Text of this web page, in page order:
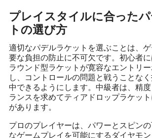
プレイスタイルに合った
トの選び方
適切なパデルラケットを選ぶことは、
要な負担の防止に不可欠です。初心者
ラウンド型ラケットが寛容なエントリ
し、コントロールの問題と戦うことな
中できるようにします。中級者は、精
ランスを求めてティアドロップラケッ
があります。
プロのプレイヤーは、パワーとスピン
なゲームプレイを可能にするダイヤモ